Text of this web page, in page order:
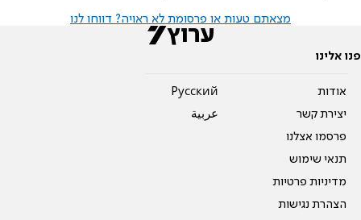
מצאתם טעות או פרסומת לא ראויה? דווחו לנו
פנו אלינו
אודות
יצירת קשר
פרסמו אצלנו
תנאי שימוש
מדיניות פרטיות
הצהרת נגישות
Pусский
عربية